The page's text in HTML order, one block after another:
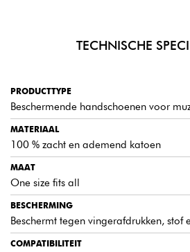
TECHNISCHE
PRODUCTTYPE
Beschermende handschoenen voor
MATERIAAL
100 % zacht en ademend katoen
MAAT
One size fits all
BESCHERMING
Beschermt tegen vingerafdrukken,
COMPATIBILITEIT